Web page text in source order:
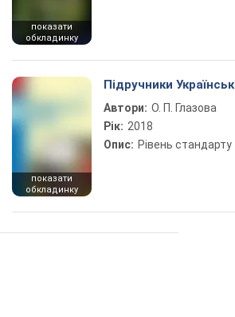
показати
обкладинку
показати
обкладинку
Підручники
Автори: О. П. Глазова
Рік: 2018
Опис: Рівень стандарту